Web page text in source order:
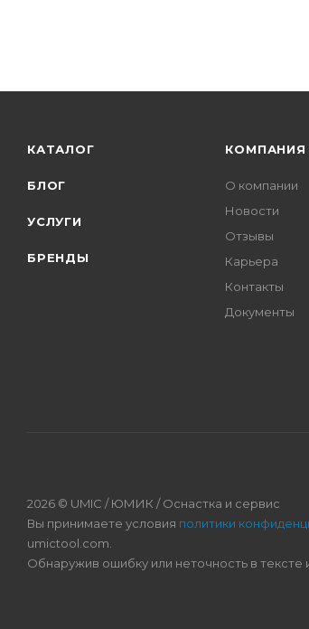
КАТАЛОГ
БЛОГ
УСЛУГИ
БРЕНДЫ
КОМПАНИЯ
О компании
Новости
Отзывы
Карьера
Контакты
Документы
2026 © UMIC / ЮМИК / Оснастка и сервис
Вы принимаете условия политики
umictool.com.
Обнаружив ошибку или неточность в